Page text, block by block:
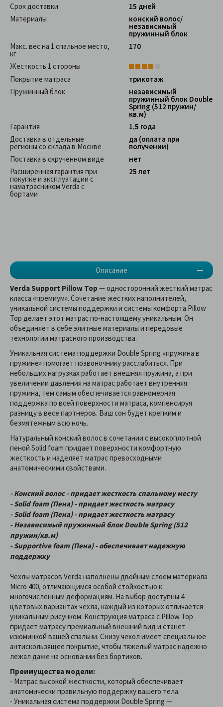
Описание
Срок доставки
15 дней
Материалы
конский волос/
независимый
пружинный блок
Макс. вес на 1 спальное место,
кг
170
Жесткость 1 стороны
Покрытие матраса
трикотаж
Пружинный блок
независимый
пружинный блок Double
Spring (512 пружин/
кв.м)
Гарантия
1,5 года
Доставка в отдельные
регионы со склада в Москве
да (оплата при
получении)
Поставка в скрученном виде
нет
Расширенная гарантия при
покупке и эксплуатации с
наматрасником Verda c
бортами
25 лет
Verda Support Pillow Top — односторонний жесткий матрас
класса «премиум». Сочетание жестких наполнителей,
уникальной системы поддержки и системы комфорта Pillow
Top делает этот матрас по-настоящему уникальным. Он
объединяет в себе элитные материалы и передовые
технологии матрасного производства.
Уникальная система поддержки Double Spring «пружина в
пружине» помогает позвоночнику расслабиться. При
небольших нагрузках работает внешняя пружина, а при
увеличении давления на матрас работает внутренняя
пружина, тем самым обеспечивается равномерная
поддержка по всей поверхности матраса, компенсируя
разницу в весе партнеров. Ваш сон будет крепким и
безмятежным всю ночь.
Натуральный конский волос в сочетании с высокоплотной
пеной Solid foam придает поверхности комфортную
жесткость и наделяет матрас превосходными
анатомическими свойствами.
- Конский волос - придает жесткость спальному месту
- Solid foam (Пена) - придает жесткость матрасу
- Solid foam (Пена) - придает жесткость матрасу
- Независимый пружинный блок Double Spring (512
пружин/кв.м)
- Supportive foam (Пена) - обеспечивает надежную
поддержку
Чехлы матрасов Verda наполнены двойным слоем материала
Micro 400, отличающимся особой стойкостью к
многочисленным деформациям. На выбор доступны 4
цветовых вариантах чехла, каждый из которых отличается
уникальным рисунком. Конструкция матраса с Pillow Top
придает матрасу премиальный внешний вид и станет
изюминкой вашей спальни. Снизу чехол имеет специальное
антискользящее покрытие, чтобы тяжелый матрас надежно
лежал даже на основании без бортиков.
Преимущества модели:
- Матрас высокой жесткости, который обеспечивает
анатомически правильную поддержку вашего тела.
- Уникальная система поддержки Double Spring —